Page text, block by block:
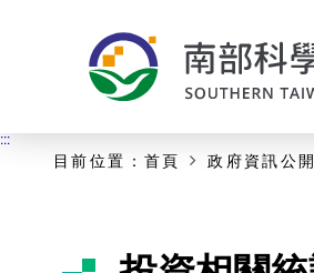
主要內容開始
:::
目前位置： 首頁 政府資訊公開